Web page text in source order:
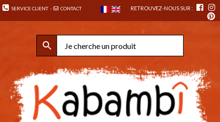
SERVICE CLIENT- CONTACT RETROUVEZ-NOUS SUR :